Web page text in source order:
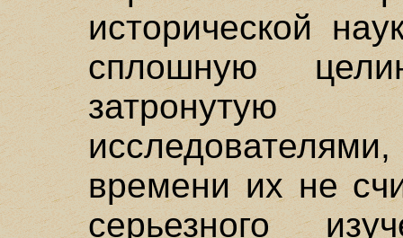
исторической
сплошную
времени их не
серьезного